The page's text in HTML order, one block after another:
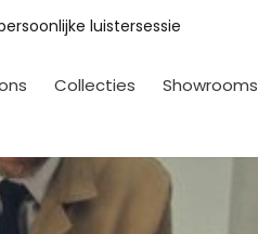
Collecties Showrooms
en installatie service